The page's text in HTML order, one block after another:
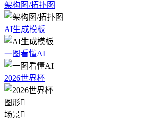
架构图/拓扑图
AI生成模板
一图看懂AI
2026世界杯
图形
场景